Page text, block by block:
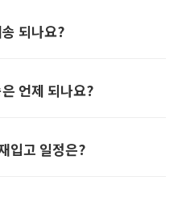
되나요?
언제 되나요?
입고 일정은?